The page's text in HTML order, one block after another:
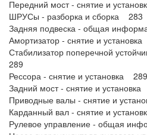
Передний мост - снятие и
ШРУСы - разборка и сборка 283
Задняя подвеска - общая
Амортизатор - снятие и
Стабилизатор поперечной
289
Рессора - снятие и установка 289
Задний мост - снятие и
Приводные валы - снятие и
Карданный вал - снятие и
Рулевое управление - общая